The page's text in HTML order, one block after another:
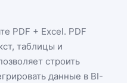
PDF + Excel. PDF
таблицы и
строить
данные в BI-